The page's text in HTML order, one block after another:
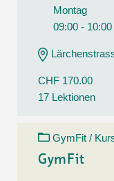
Montag
09:00 -
CHF 170.00
17 Lektionen
GymFit /
GymFit